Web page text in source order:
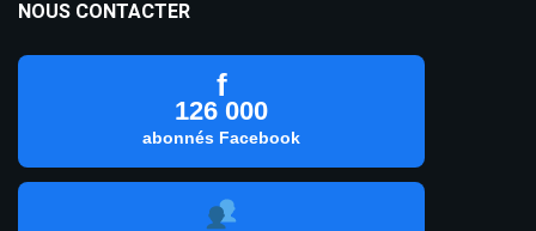
NOUS CONTACTER
f
126 000
abonnés Facebook